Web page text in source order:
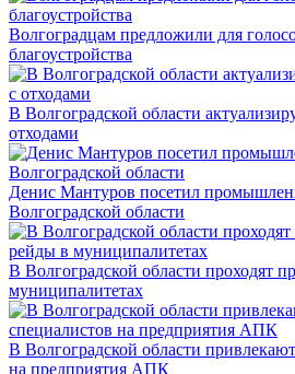
Волгоградцам предложили для
благоустройства
В Волгоградской области
отходами
Денис Мантуров посетил
Волгоградской области
В Волгоградской области проходят
муниципалитетах
В Волгоградской области
на предприятия АПК